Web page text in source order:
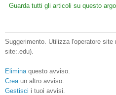
Guarda tutti gli articoli su questo
Suggerimento. Utilizza l'operatore
site:.edu).
Elimina questo avviso.
Crea un altro avviso.
Gestisci i tuoi avvisi.